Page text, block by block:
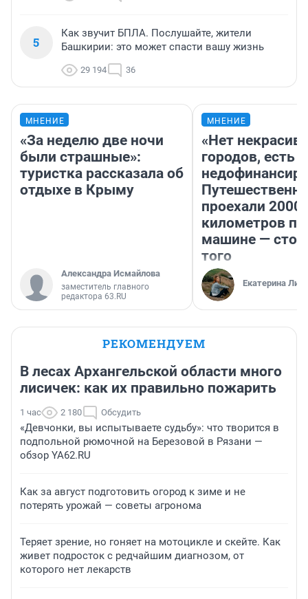
5
Как звучит БПЛА. Послушайте, жители
Башкирии: это может спасти вашу жизнь
29 194 36
МНЕНИЕ
«За неделю две ночи
были страшные»:
туристка рассказала об
отдыхе в Крыму
Александра Исмайлова
заместитель главного
редактора 63.RU
МНЕНИЕ
«Нет
городов, есть
проехали 2000
километров по
машине —
того
Екатерина
РЕКОМЕНДУЕМ
В лесах Архангельской области много
лисичек: как их правильно пожарить
1 час 2 180 Обсудить
«Девчонки, вы испытываете судьбу»: что творится в
подпольной рюмочной на Березовой в Рязани —
обзор YA62.RU
Как за август подготовить огород к зиме и не
потерять урожай — советы агронома
Теряет зрение, но гоняет на мотоцикле и скейте. Как
живет подросток с редчайшим диагнозом, от
которого нет лекарств